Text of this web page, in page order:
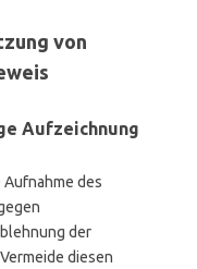
von
Aufzeichnung
des
der
diesen